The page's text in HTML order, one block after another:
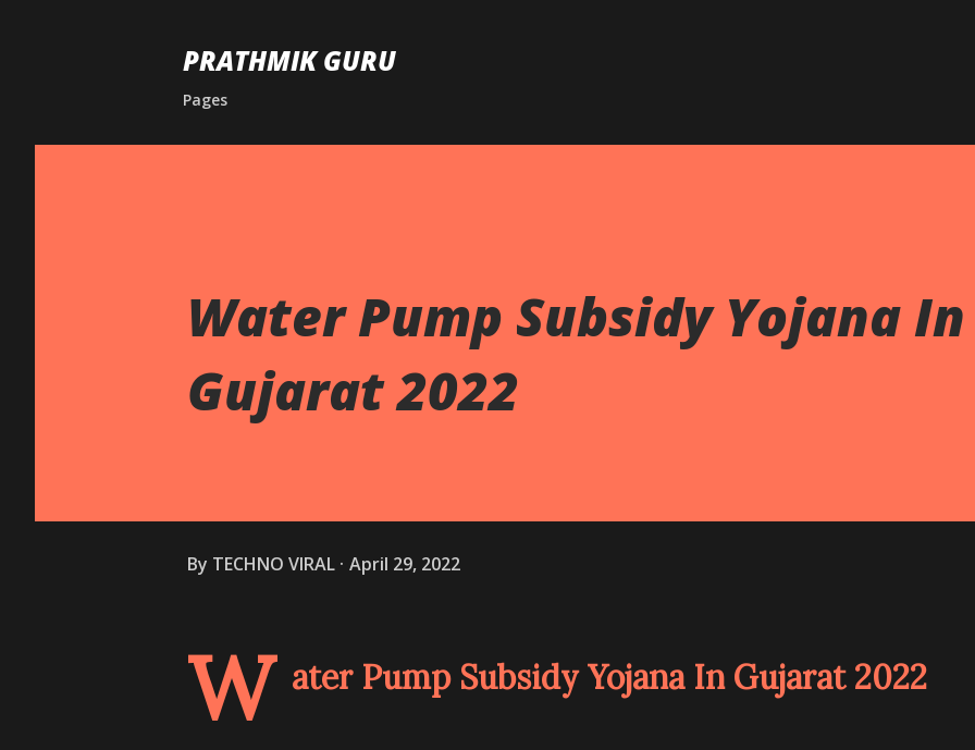
PRATHMIK GURU
Pages
Water Pump Subsidy Yojana In
Gujarat 2022
By TECHNO VIRAL April 29, 2022
W ater Pump Subsidy Yojana In Gujarat 2022